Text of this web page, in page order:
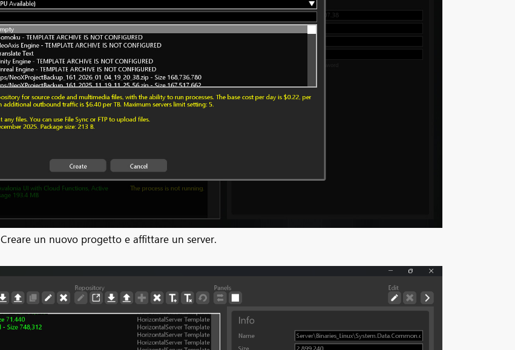
Creare un nuovo progetto e affittare un server.